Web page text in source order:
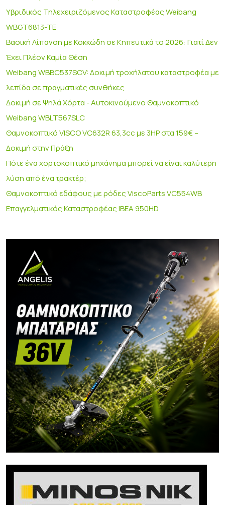
Υβριδικός Τηλεχειριζόμενος Καταστροφέας Weibang
WBGT6813-TE
Βασική Λίπανση με Κοκκώδη σε Κηπευτικά το 2026: Γιατί Δεν
Έχει Πλέον Καμία Θέση
Weibang WBBC537SCV: Δοκιμή τροχήλατου καταστροφέα με
λεπίδα σε πραγματικές συνθήκες
Δοκιμή σε Ψηλά Χόρτα - Αυτοκινούμενο Θαμνοκοπτικό
Weibang WBLT567SLC
Θαμνοκοπτικό VISCO VC632R 63,3cc με 3HP στα 159€ –
Δοκιμή στην Πράξη
Πότε ένα χορτοκοπτικό μηχάνημα μπορεί να είναι καλύτερη
λύση από ένα τρακτέρ;
Θαμνοκοπτικό εδάφους με ρόδες ViscoParts VC554WB
Επαγγελματικός Καταστροφέας IBEA 950HD